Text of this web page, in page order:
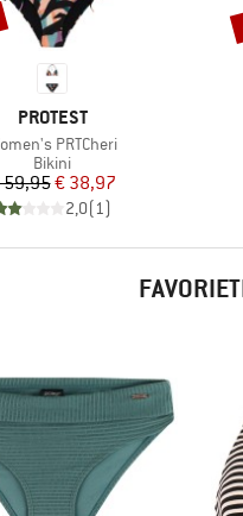
MERK
PROTEST
PRTCheri
Productgroep
Bikini
Prijs
59,95Verlaagde prijs
€ 38,97
2,0(1)